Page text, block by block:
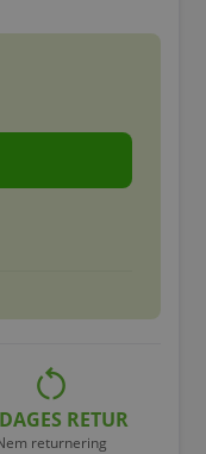
restart_alt
RETUR
returnering